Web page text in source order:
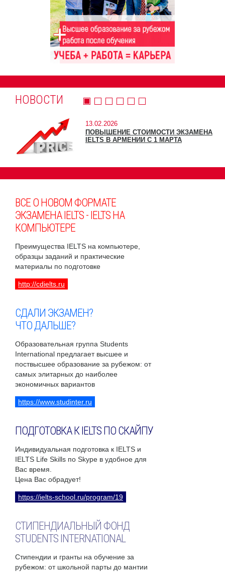
НОВОСТИ
13.02.2026
ПОВЫШЕНИЕ СТОИМОСТИ ЭКЗАМЕНА
IELTS В АРМЕНИИ С 1 МАРТА
ВСЕ О НОВОМ ФОРМАТЕ
ЭКЗАМЕНА IELTS - IELTS НА
КОМПЬЮТЕРЕ
Преимущества IELTS на компьютере,
образцы заданий и практические
материалы по подготовке
http://cdielts.ru
СДАЛИ ЭКЗАМЕН?
ЧТО ДАЛЬШЕ?
Образовательная группа Students
International предлагает высшее и
поствысшее образование за рубежом: от
самых элитарных до наиболее
экономичных вариантов
https://www.studinter.ru
ПОДГОТОВКА К IELTS ПО СКАЙПУ
Индивидуальная подготовка к IELTS и
IELTS Life Skills по Skype в удобное для
Вас время.
Цена Вас обрадует!
https://ielts-school.ru/program/19
СТИПЕНДИАЛЬНЫЙ ФОНД
STUDENTS INTERNATIONAL
Стипендии и гранты на обучение за
рубежом: от школьной парты до мантии